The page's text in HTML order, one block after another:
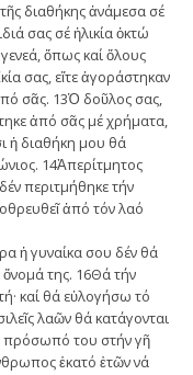
διαθήκης ἀνάμεσα σέ
σας σέ ἡλικία ὀκτώ
ὅπως καί ὅλους
σας, εἴτε ἀγοράστηκαν
σᾶς. 13Ὁ δοῦλος σας,
ἀπό σᾶς μέ χρήματα,
ἡ διαθήκη μου θά
14Ἀπερίτμητος
περιτμήθηκε τήν
ἀπό τόν λαό
ἡ γυναίκα σου δέν θά
ὄνομά της. 16Θά τήν
καί θά εὐλογήσω τό
λαῶν θά κατάγονται
πρόσωπό του στήν γῆ
ἑκατό ἐτῶν νά